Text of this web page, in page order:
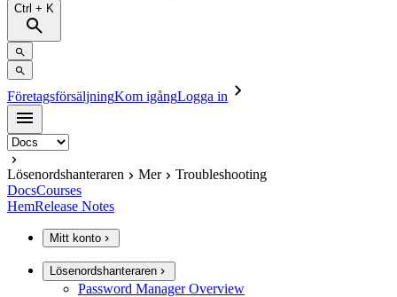
Ctrl + K
FöretagsförsäljningKom igångLogga in
Lösenordshanteraren Mer
Troubleshooting
DocsCourses
HemRelease Notes
Mitt konto
Lösenordshanteraren
Password Manager Overview